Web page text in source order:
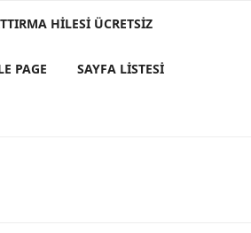
HILESI ÜCRETSIZ
PAGE SAYFA LISTESI